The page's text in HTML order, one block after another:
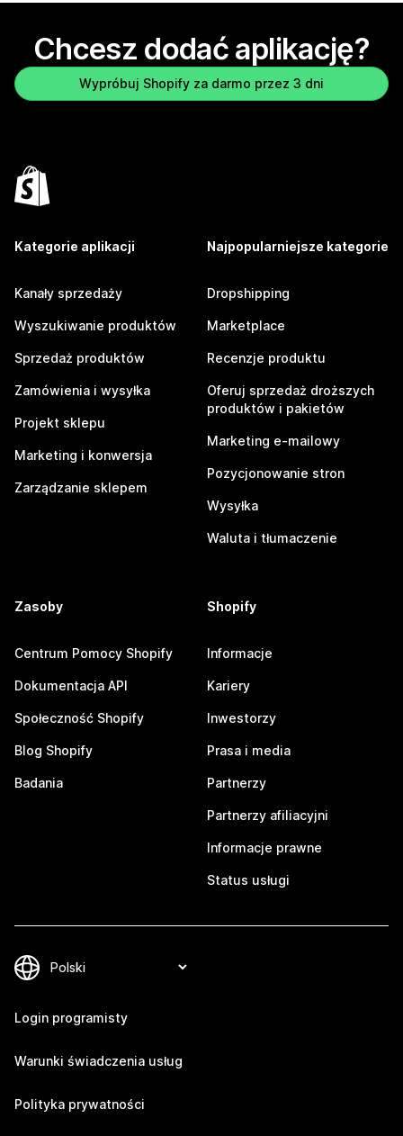
Chcesz dodać aplikację?
Wypróbuj Shopify za darmo przez 3 dni
Kategorie aplikacji
Kanały sprzedaży
Wyszukiwanie produktów
Sprzedaż produktów
Zamówienia i wysyłka
Projekt sklepu
Marketing i konwersja
Zarządzanie sklepem
Najpopularniejsze kategorie
Dropshipping
Marketplace
Recenzje produktu
Oferuj sprzedaż droższych
produktów i pakietów
Marketing e-mailowy
Pozycjonowanie stron
Wysyłka
Waluta i tłumaczenie
Zasoby
Centrum Pomocy Shopify
Dokumentacja API
Społeczność Shopify
Blog Shopify
Badania
Shopify
Informacje
Kariery
Inwestorzy
Prasa i media
Partnerzy
Partnerzy afiliacyjni
Informacje prawne
Status usługi
Login programisty
Warunki świadczenia usług
Polityka prywatności